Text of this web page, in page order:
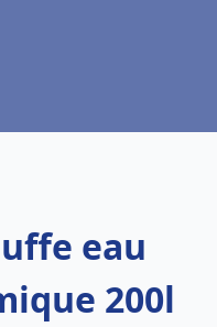
eau
200l